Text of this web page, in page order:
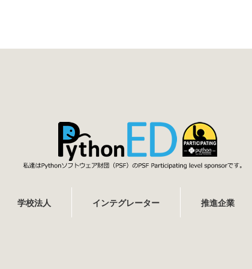
学校法人 インテグレーター 推進企業